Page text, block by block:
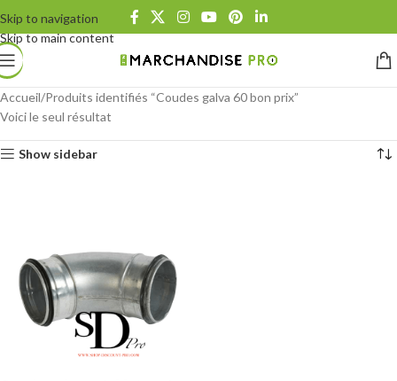
Skip to navigation
Skip to main content
Accueil Produits identifiés “Coudes galva 60 bon prix”
Voici le seul résultat
Show sidebar